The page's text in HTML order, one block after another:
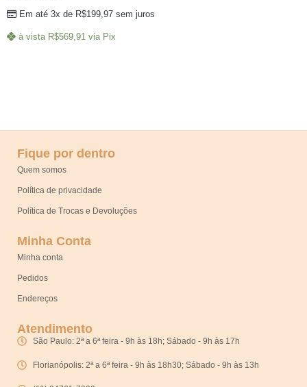
Em até 3x de R$199,97 sem juros
à vista R$569,91 via Pix
Fique por dentro
Quem somos
Política de privacidade
Política de Trocas e Devoluções
Minha Conta
Minha conta
Pedidos
Endereços
Atendimento
São Paulo: 2ª a 6ª feira - 9h às 18h; Sábado - 9h às 17h
Florianópolis: 2ª a 6ª feira - 9h às 18h30; Sábado - 9h às 13h